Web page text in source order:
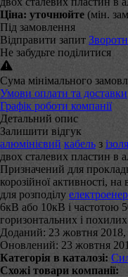
Ціна: уточнюйте (мін.
Під замовлення
Відправити запит
Не забудьте поділитися
Сума мінімального
Умови оплати та доставки
Графік роботи компанії
Детальний опис
Залишити відгук
алюмінієвий кабель з
двох сталевих пластин в
Призначений для
корозійної активності,
для розподілу
6кВ або 10кВ і частотою
горизонтальних і похилих
Доданий: 23 жовтня 2018,
Оновлений: 23 жовтня
Категорія в каталозі:
Схожі товари компанії: